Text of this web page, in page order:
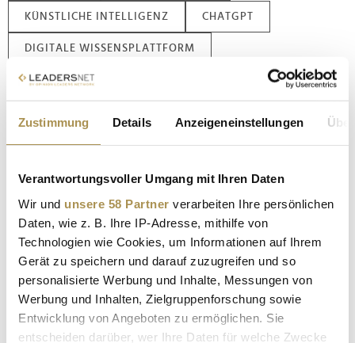
Zustimmung Details Anzeigeneinstellungen
Verantwortungsvoller Umgang mit Ihren Daten
Wir und unsere 58 Partner verarbeiten Ihre persönlichen
Daten, wie z. B. Ihre IP-Adresse, mithilfe von
Technologien wie Cookies, um Informationen auf Ihrem
Gerät zu speichern und darauf zuzugreifen und so
personalisierte Werbung und Inhalte, Messungen von
Werbung und Inhalten, Zielgruppenforschung sowie
Entwicklung von Angeboten zu ermöglichen. Sie
entscheiden darüber, wer Ihre Daten für welche Zwecke
KÜNSTLICHE INTELLIGENZ CHATGPT
DIGITALE WISSENSPLATTFORM
ZUKUNFT DER RECHERCHE WIKIPEDIA JUBILÄUM
DIGITALE TRANSFORMATION GENERATIVE KI
Kommentar veröffentlichen
Kommentar:*